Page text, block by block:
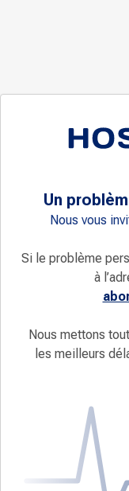
Un
Nous vous
Si le problème
à
Nous mettons
les meilleurs